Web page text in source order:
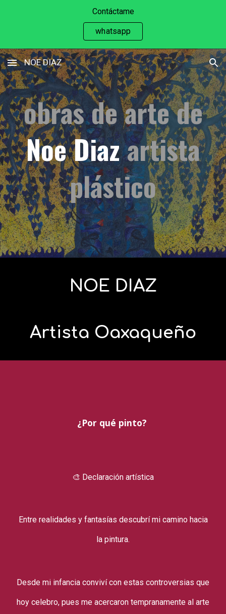
Contáctame
whatsapp
NOE DIAZ
obras de arte de
NoeDiazartista
plástico
NOE DIAZ
Artista Oaxaqueño
¿Por qué pinto?
🎨 Declaración artística
Entre realidades y fantasías descubrí mi camino hacia
la pintura.
Desde mi infancia conviví con estas controversias que
hoy celebro, pues me acercaron tempranamente al arte